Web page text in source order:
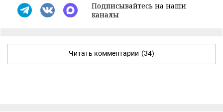
Подписывайтесь на наши
каналы
Читать комментарии (34)